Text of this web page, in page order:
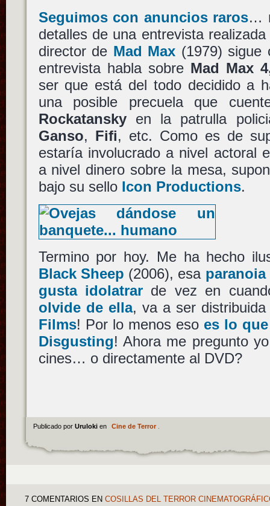
Seguimos con anuncios raros…
detalles de una entrevista
director de Mad Max (1979) sigue
entrevista habla sobre Mad Max
ser que está del todo decidido a
una posible precuela que
Rockatanskyen la patrulla
Ganso, Fifi, etc. Como es de
estaría involucrado a nivel actoral
a nivel dinero sobre la mesa,
bajo su sello Icon Productions.
Termino por hoy. Me ha hecho
Black Sheep (2006), esa paranoia
gusta idolatrarde vez en
olvide de ella, va a ser
Films! Por lo menos eso es lo
Disgusting! Ahora me pregunto
cines… o directamente al DVD?
Publicado por Uruloki en Cine de Terror.
7 COMENTARIOS EN COSILLAS DEL TERROR